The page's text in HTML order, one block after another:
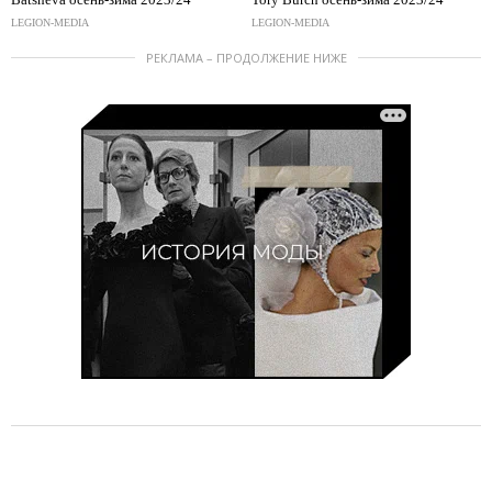
LEGION-MEDIA LEGION-MEDIA
РЕКЛАМА – ПРОДОЛЖЕНИЕ НИЖЕ